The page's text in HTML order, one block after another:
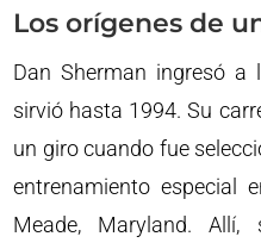
Los orígenes de
Dan Sherman ingresó a
sirvió hasta 1994. Su
un giro cuando fue
entrenamiento especial
Meade, Maryland.